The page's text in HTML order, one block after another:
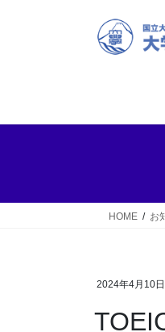
ス
ン
HOME お
2024年4月10日